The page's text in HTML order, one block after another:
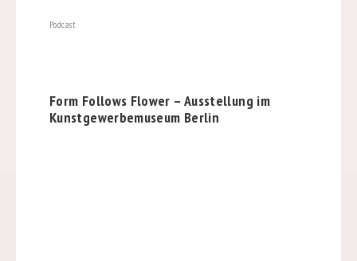
Podcast
Form Follows Flower – Ausstellung im
Kunstgewerbemuseum Berlin